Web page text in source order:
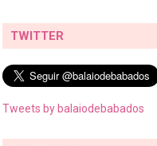
TWITTER
Tweets by balaiodebabados